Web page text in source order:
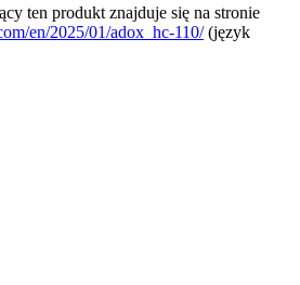
ten produkt znajduje się na stronie
en/2025/01/adox_hc-110/(język